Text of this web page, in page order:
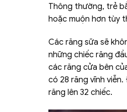
Thông thường, trẻ
hoặc muộn hơn tùy
Các răng sữa sẽ
những chiếc răng
các răng cửa bên
có 28 răng vĩnh
răng lên 32 chiếc.